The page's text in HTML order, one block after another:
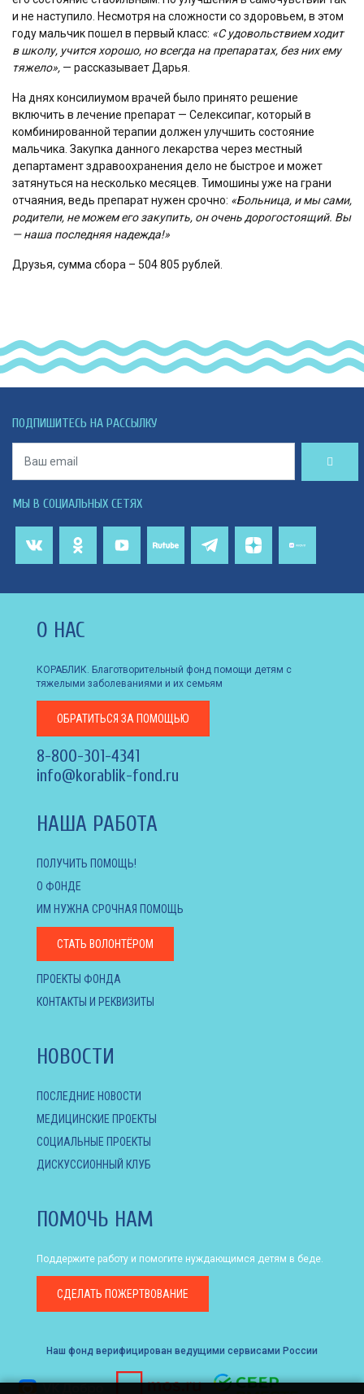
и не наступило. Несмотря на сложности со здоровьем, в этом
году мальчик пошел в первый класс: «С удовольствием ходит
в школу, учится хорошо, но всегда на препаратах, без них ему
тяжело», — рассказывает Дарья.
На днях консилиумом врачей было принято решение
включить в лечение препарат — Селексипаг, который в
комбинированной терапии должен улучшить состояние
мальчика. Закупка данного лекарства через местный
департамент здравоохранения дело не быстрое и может
затянуться на несколько месяцев. Тимошины уже на грани
отчаяния, ведь препарат нужен срочно: «Больница, и мы сами,
родители, не можем его закупить, он очень дорогостоящий. Вы
— наша последняя надежда!»
Друзья, сумма сбора – 504 805 рублей.
ПОДПИШИТЕСЬ НА РАССЫЛКУ
МЫ В СОЦИАЛЬНЫХ СЕТЯХ
О НАС
КОРАБЛИК. Благотворительный фонд помощи детям с
тяжелыми заболеваниями и их семьям
ОБРАТИТЬСЯ ЗА ПОМОЩЬЮ
8-800-301-4341
info@korablik-fond.ru
НАША РАБОТА
ПОЛУЧИТЬ ПОМОЩЬ!
О ФОНДЕ
ИМ НУЖНА СРОЧНАЯ ПОМОЩЬ
СТАТЬ ВОЛОНТЁРОМ
ПРОЕКТЫ ФОНДА
КОНТАКТЫ И РЕКВИЗИТЫ
НОВОСТИ
ПОСЛЕДНИЕ НОВОСТИ
МЕДИЦИНСКИЕ ПРОЕКТЫ
СОЦИАЛЬНЫЕ ПРОЕКТЫ
ДИСКУССИОННЫЙ КЛУБ
ПОМОЧЬ НАМ
Поддержите работу и помогите нуждающимся детям в беде.
СДЕЛАТЬ ПОЖЕРТВОВАНИЕ
Наш фонд верифицирован ведущими сервисами России